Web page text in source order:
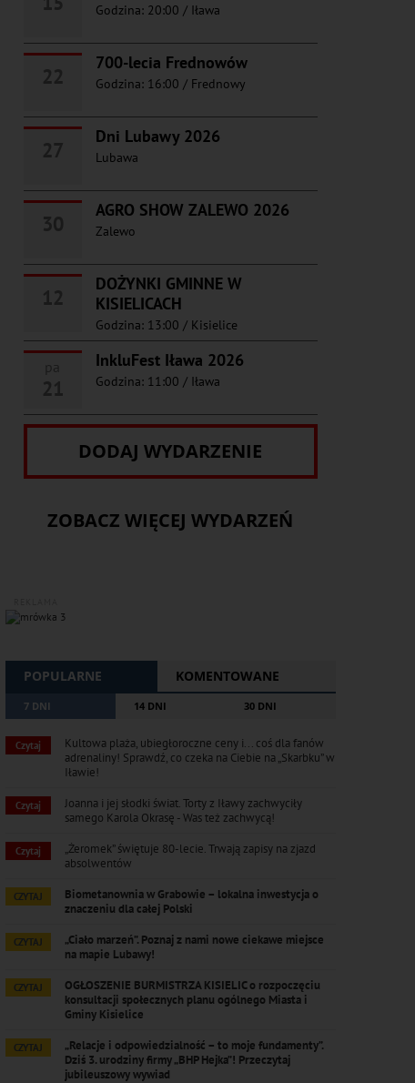
Godzina: 20:00 / Iława
700-lecia Frednowów
Godzina: 16:00 / Frednowy
Dni Lubawy 2026
Lubawa
AGRO SHOW ZALEWO 2026
Zalewo
DOŻYNKI GMINNE W
KISIELICACH
Godzina: 13:00 / Kisielice
InkluFest Iława 2026
Godzina: 11:00 / Iława
DODAJ WYDARZENIE
ZOBACZ WIĘCEJ WYDARZEŃ
POPULARNE KOMENTOWANE
7 DNI 14 DNI 30 DNI
Czytaj
Kultowa plaża, ubiegłoroczne ceny i... coś dla fanów
adrenaliny! Sprawdź, co czeka na Ciebie na „Skarbku” w
Iławie!
Czytaj
Joanna i jej słodki świat. Torty z Iławy zachwyciły
samego Karola Okrasę - Was też zachwycą!
Czytaj
„Żeromek” świętuje 80-lecie. Trwają zapisy na zjazd
absolwentów
CZYTAJ
Biometanownia w Grabowie – lokalna inwestycja o
znaczeniu dla całej Polski
CZYTAJ
„Ciało marzeń”. Poznaj z nami nowe ciekawe miejsce
na mapie Lubawy!
CZYTAJ
OGŁOSZENIE BURMISTRZA KISIELIC o rozpoczęciu
konsultacji społecznych planu ogólnego Miasta i
Gminy Kisielice
CZYTAJ
„Relacje i odpowiedzialność – to moje fundamenty”.
Dziś 3. urodziny firmy „BHP Hejka”! Przeczytaj
jubileuszowy wywiad